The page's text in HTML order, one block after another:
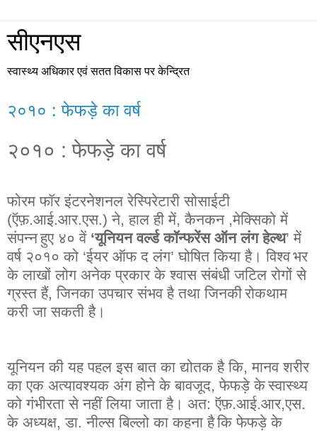
सीएनएस
स्वास्थ्य अधिकार एवं सतत विकास पर केन्द्रित
२०१० : फेफड़े का वर्ष
२०१० : फेफड़े का वर्ष
फोरम फॉर इंटरनेशनल रेस्पिरेटारी सोसाईटी
(ऍफ़.आई.आर.एस.)ने,हाल ही में,कैनकन ,मेक्सिको में
संपन्नहुए ४० वें ‘यूनियन वर्ल्ड कॉन्फरेंस ऑन लंग हेल्थ’में
वर्ष २०१० को ‘ईयर ऑफ द लंग’घोषित किया है।विश्वभर
के लाखों लोग अनेक प्रकार के श्वास संबंधी जटिल रोगों से
ग्रस्त हैं,जिनका उपचार संभव है तथा जिनकीरोकथाम
करी जा सकती है।
यूनियन की यह पहल इस बात का द्योतक है कि,मानव शरीर
का एक अत्यावश्यक अंग होने के बावजूद,फेफड़े केस्वास्थ्य
को गंभीरता से नहीं लिया जाता है। अत:ऍफ़.आई.आर,एस.
के अध्यक्ष,डा.नील्स बिल्लो का कहना हैकि फेफड़े के